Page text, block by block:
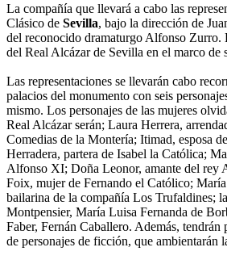
La compañía que llevará a cabo las
Clásico de Sevilla, bajo la dirección de
del reconocido dramaturgo Alfonso Zurro.
del Real Alcázar de Sevilla en el marco de
Las representaciones se llevarán cabo
palacios del monumento con seis
mismo. Los personajes de las mujeres
Real Alcázar serán; Laura Herrera,
Comedias de la Montería; Itimad, esposa
Herradera, partera de Isabel la Católica;
Alfonso XI; Doña Leonor, amante del rey
Foix, mujer de Fernando el Católico;
bailarina de la compañía Los Trufaldines;
Montpensier, María Luisa Fernanda de
Faber, Fernán Caballero. Además, tendrán
de personajes de ficción, que ambientarán